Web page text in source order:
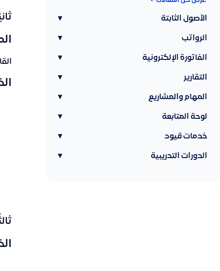
الأصول الثابتة ▾
الرواتب ▾
الفاتورة الإلكترونية ▾
التقارير ▾
المهام والمشاريع ▾
لوحة المتابعة ▾
خدمات قيود ▾
الدورات التدريبية ▾